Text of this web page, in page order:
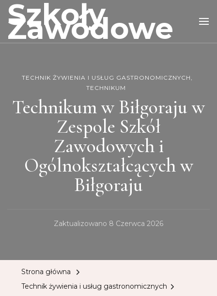
Szkoły
Zawodowe
TECHNIK ŻYWIENIA I USŁUG GASTRONOMICZNYCH
TECHNIKUM
Technikum w Biłgoraju w
Zespole Szkół
Zawodowych i
Ogólnokształcących w
Biłgoraju
Zaktualizowano 8 Czerwca 2026
Strona główna
Technik żywienia i usług gastronomicznych